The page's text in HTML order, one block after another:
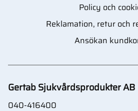
Policy och
Reklamation, retur och
Ansökan
Gertab Sjukvårdsprodukter AB
040-416400